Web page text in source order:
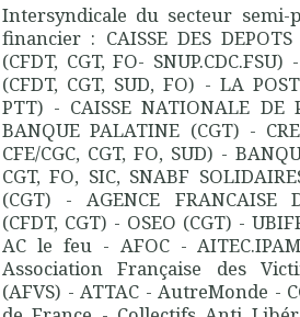
Intersyndicale du secteur semi-
financier : CAISSE DES
(CFDT, CGT, FO- SNUP.CDC.FSU)
(CFDT, CGT, SUD, FO) - LA
PTT) - CAISSE NATIONALE DE
BANQUE PALATINE (CGT) -
CFE/CGC, CGT, FO, SUD) -
CGT, FO, SIC, SNABF
(CGT) - AGENCE FRANCAISE
(CFDT, CGT) - OSEO (CGT) -
AC le feu - AFOC -
Association Française des
(AFVS) - ATTAC - AutreMonde -